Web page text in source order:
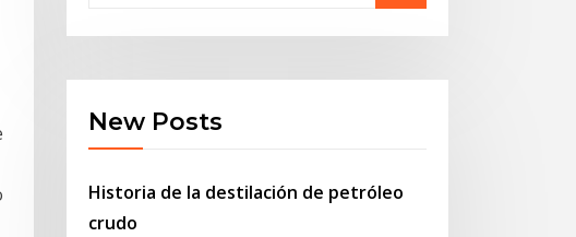
New Posts
Historia de la destilación de petróleo
crudo